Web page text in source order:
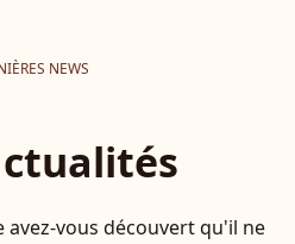
NEWS
avez-vous découvert qu'il ne